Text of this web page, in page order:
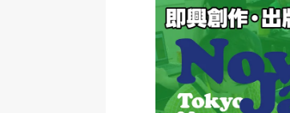
o
n
y o
o
k
s